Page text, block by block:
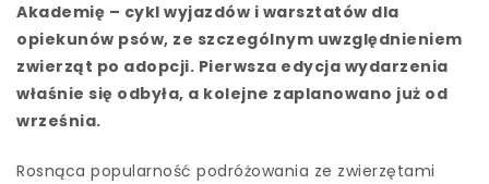
Akademię – cykl wyjazdów i warsztatów dla
opiekunów psów, ze szczególnym uwzględnieniem
zwierząt po adopcji. Pierwsza edycja wydarzenia
właśnie się odbyła, a kolejne zaplanowano już od
września.
Rosnąca popularność podróżowania ze zwierzętami